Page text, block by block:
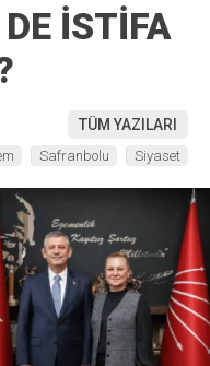
İSTİFA
TÜM YAZILARI
Safranbolu Siyaset